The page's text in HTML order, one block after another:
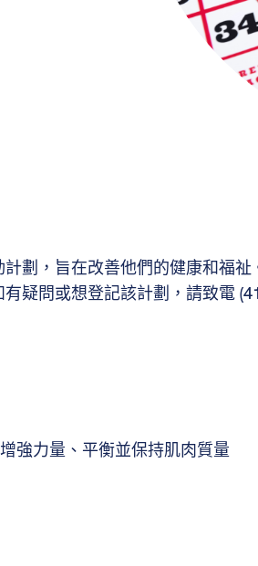
劃，旨在改善他們的健康和福
疑問或想登記該計劃，請致電
強力量、平衡並保持肌肉質量